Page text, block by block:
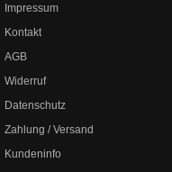
Impressum
Kontakt
AGB
Widerruf
Datenschutz
Zahlung / Versand
Kundeninfo